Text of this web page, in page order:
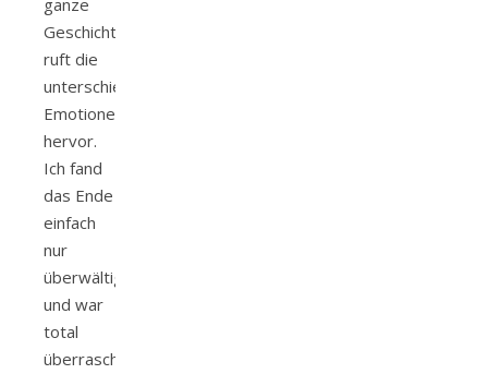
ganze
Geschichte
ruft die
unterschiedlichsten
Emotionen
hervor.
Ich fand
das Ende
einfach
nur
überwältigend
und war
total
überrascht.